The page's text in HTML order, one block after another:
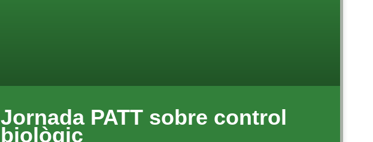
Jornada PATT sobre control
biològic